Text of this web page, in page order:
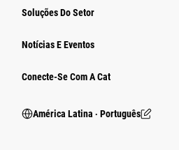
Soluções Do Setor
Notícias E Eventos
Conecte-Se Com A Cat
América Latina ‧ Português